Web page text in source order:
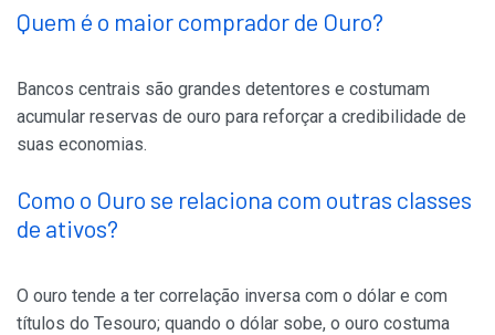
Quem é o maior comprador de Ouro?
Bancos centrais são grandes detentores e costumam
acumular reservas de ouro para reforçar a credibilidade de
suas economias.
Como o Ouro se relaciona com outras classes
de ativos?
O ouro tende a ter correlação inversa com o dólar e com
títulos do Tesouro; quando o dólar sobe, o ouro costuma